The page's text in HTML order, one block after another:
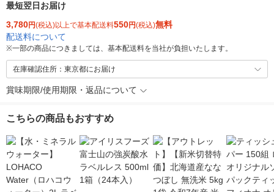
最短翌日お届け
3,780円(税込)以上で基本配送料550円(税込)無料
配送料について
※一部の商品につきましては、基本配送料を当社が負担いたします。
在庫確認住所：東京都にお届け
賞味期限/使用期限・返品について
こちらの商品もおすすめ